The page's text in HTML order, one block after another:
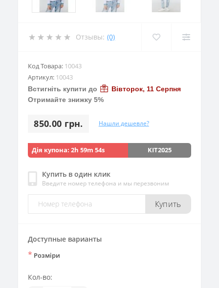
Отзывы: (0)
Код Товара: 10043
Артикул: 10043
Встигніть купити до
Вівторок, 11 Серпня
Отримайте знижку 5%
850.00 грн. Нашли дешевле?
Дія купона:2h 59m 53s KIT2025
Купить в один клик
Введите номер телефона и мы перезвоним
Купить
Доступные варианты
* Розміри
Кол-во: